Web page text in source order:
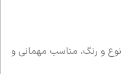
نوع و رنگ، مناسب مهمانی و